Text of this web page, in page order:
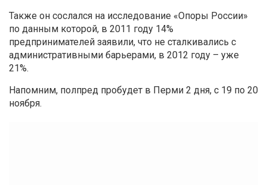
Также он сослался на исследование «Опоры России»
по данным которой, в 2011 году 14%
предпринимателей заявили, что не сталкивались с
административными барьерами, в 2012 году – уже
21%.
Напомним, полпред пробудет в Перми 2 дня, с 19 по 20
ноября.